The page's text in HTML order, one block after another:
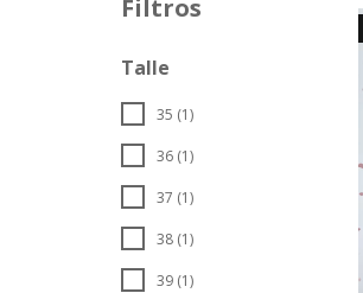
Filtros
Talle
35 (1)
36 (1)
37 (1)
38 (1)
39 (1)